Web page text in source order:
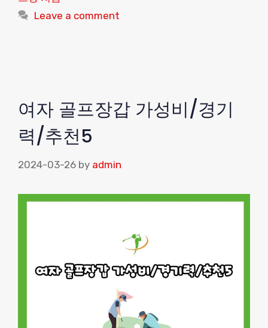
Leave a comment
여자 골프장갑 가성비/경기
력/추천5
2024-03-26 by admin